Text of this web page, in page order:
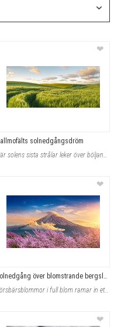
❤
solnedgångsdröm
När solens sista strålar leker över böljande fält fylls rummet med en vibrerande
❤
Solnedgång över blomstrande bergslandskap
Körsbärsblommor i full blom ramar in ett majestätiskt berg som når upp mot himle
❤